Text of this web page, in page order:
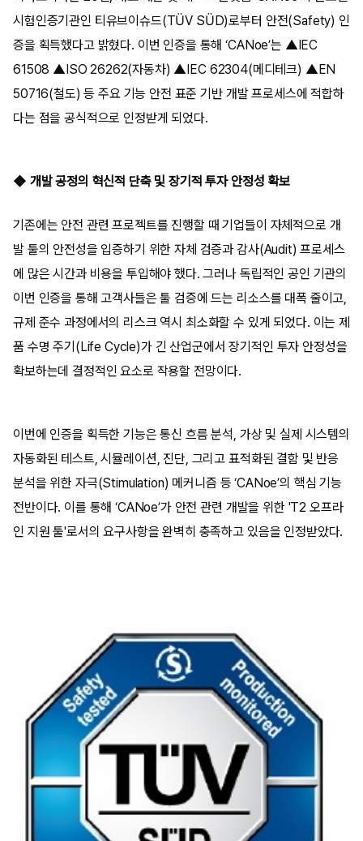
시험인증기관인 티유브이슈드(TÜV SÜD)로부터 안전(Safety) 인
증을 획득했다고 밝혔다. 이번 인증을 통해 ‘CANoe’는 ▲IEC
61508 ▲ISO 26262(자동차) ▲IEC 62304(메디테크) ▲EN
50716(철도) 등 주요 기능 안전 표준 기반 개발 프로세스에 적합하
다는 점을 공식적으로 인정받게 되었다.
◆ 개발 공정의 혁신적 단축 및 장기적 투자 안정성 확보
기존에는 안전 관련 프로젝트를 진행할 때 기업들이 자체적으로 개
발 툴의 안전성을 입증하기 위한 자체 검증과 감사(Audit) 프로세스
에 많은 시간과 비용을 투입해야 했다. 그러나 독립적인 공인 기관의
이번 인증을 통해 고객사들은 툴 검증에 드는 리소스를 대폭 줄이고,
규제 준수 과정에서의 리스크 역시 최소화할 수 있게 되었다. 이는 제
품 수명 주기(Life Cycle)가 긴 산업군에서 장기적인 투자 안정성을
확보하는데 결정적인 요소로 작용할 전망이다.
이번에 인증을 획득한 기능은 통신 흐름 분석, 가상 및 실제 시스템의
자동화된 테스트, 시뮬레이션, 진단, 그리고 표적화된 결함 및 반응
분석을 위한 자극(Stimulation) 메커니즘 등 ‘CANoe’의 핵심 기능
전반이다. 이를 통해 ‘CANoe’가 안전 관련 개발을 위한 'T2 오프라
인 지원 툴'로서의 요구사항을 완벽히 충족하고 있음을 인정받았다.